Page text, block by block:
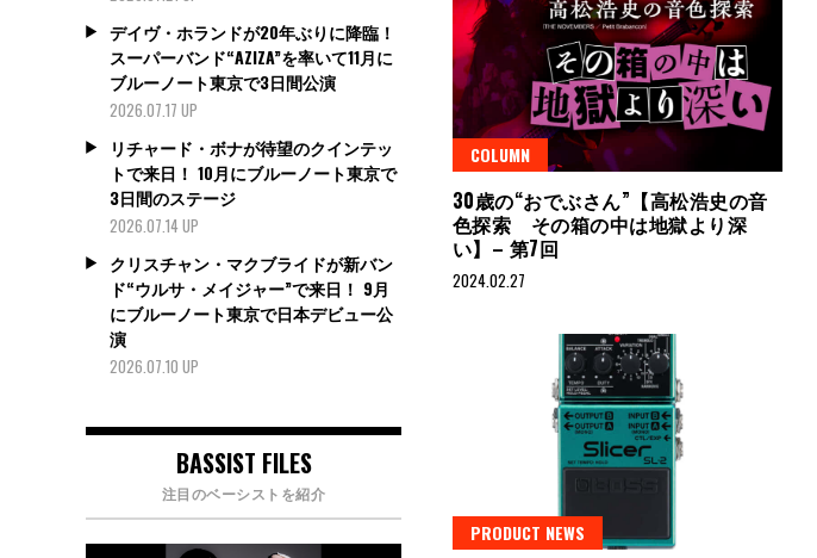
COLUMN
30歳の“おでぶさん”【高松浩史の音
色探索 その箱の中は地獄より深
い】– 第7回
2024.02.27
PRODUCT NEWS
デイヴ・ホランドが20年ぶりに降臨！
スーパーバンド“AZIZA”を率いて11月に
ブルーノート東京で3日間公演
2026.07.17 UP
リチャード・ボナが待望のクインテッ
トで来日！ 10月にブルーノート東京で
3日間のステージ
2026.07.14 UP
クリスチャン・マクブライドが新バン
ド“ウルサ・メイジャー”で来日！ 9月
にブルーノート東京で日本デビュー公
演
2026.07.10 UP
BASSIST FILES
注目のベーシストを紹介